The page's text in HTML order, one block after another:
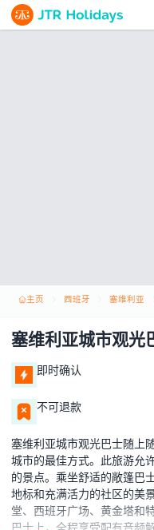
主页 西班牙 塞维利亚
塞维利亚城市观光
即时确认
不可退款
塞维利亚城市观光巴士随上
城市的最佳方式。此旅游允
的景点。乘坐舒适的敞篷巴
地标和充满活力的社区的美
堂、西班牙广场、黄金塔和